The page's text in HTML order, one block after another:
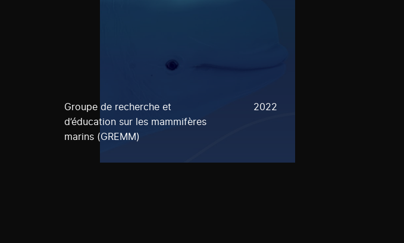
Groupe de recherche et
d’éducation sur les mammifères
marins (GREMM)
2022